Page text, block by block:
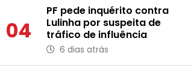
04
PF pede inquérito contra
Lulinha por suspeita de
tráfico de influência
6 dias atrás